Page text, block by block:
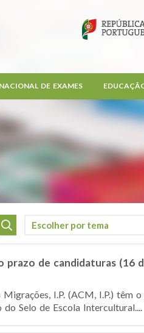
DE EXAMES
prazo de candidaturas (16
I.P. (ACM, I.P.) têm
Selo de Escola Intercultural....